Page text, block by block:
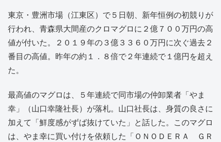
東京・豊洲市場（江東区）で５日朝、新年恒例の初競りが
行われ、青森県大間産のクロマグロに２億７００万円の高
値が付いた。２０１９年の３億３３６０万円に次ぐ過去２
番目の高値。昨年の約１．８倍で２年連続で１億円を超え
た。
最高値のマグロは、５年連続で同市場の仲卸業者「やま
幸」（山口幸隆社長）が落札。山口社長は、身質の良さに
加えて「鮮度感がずば抜けていた」と話した。このマグロ
は、やま幸に買い付けを依頼した「ＯＮＯＤＥＲＡ ＧＲ